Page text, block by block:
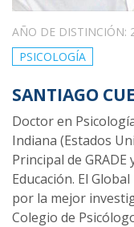
AÑO DE DISTINCIÓN:
PSICOLOGÍA
SANTIAGO
Doctor en
Indiana (Estados
Principal de
Educación. El
por la mejor
Colegio de